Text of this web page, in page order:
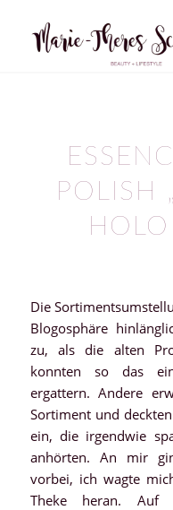
POLISH
Die
Blogosphäre
zu, als die alten
konnten so das
ergattern. Andere
Sortiment und
ein, die irgendwie
anhörten. An mir
vorbei, ich wagte
Theke heran. Auf